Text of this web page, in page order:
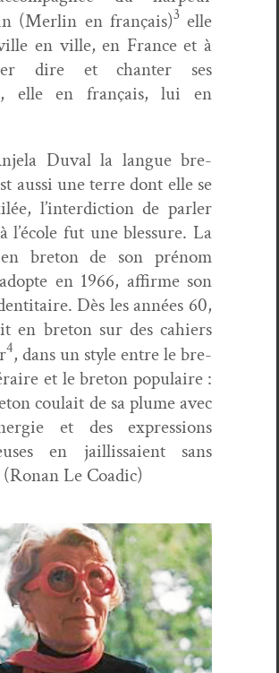
(Mer­lin en français)3elle
en ville, en France et à
dire et chanter ses
elle en français, lui en
Duval la langue bre­
aus­si une terre dont elle se
l’interdiction de par­ler
l’école fut une blessure. La
bre­ton de son prénom
en 1966, affirme son
Dès les années 60,
en bre­ton sur des cahiers
4, dans un style entre le bre­
et le bre­ton pop­u­laire :
coulait de sa plume avec
et des expres­sions
en jail­lis­saient sans
(Ronan Le Coadic)